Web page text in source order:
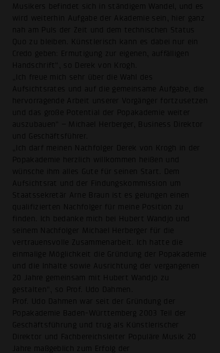
Musikers befindet sich in ständigem Wandel, und es
wird weiterhin Aufgabe der Akademie sein, hier ganz
nah am Puls der Zeit und dem technischen Status
Quo zu bleiben. Künstlerisch kann es dabei nur ein
Credo geben: Ermutigung zur eigenen, auffälligen
Handschrift“, so Derek von Krogh.
„Ich freue mich sehr über die Wahl des
Aufsichtsrates und auf die gemeinsame Aufgabe, die
hervorragende Arbeit unserer Vorgänger fortzusetzen
und das große Potential der Popakademie weiter
auszubauen“ – Michael Herberger, Business Direktor
und Geschäftsführer.
„Ich darf meinen Nachfolger Derek von Krogh in der
Popakademie herzlich willkommen heißen und
wünsche ihm alles Gute für seinen Start. Dem
Aufsichtsrat und der Findungskommission um
Staatssekretär Arne Braun ist es gelungen einen
qualifizierten Nachfolger für meine Position zu
finden. Ich bedanke mich bei Hubert Wandjo und
seinem Nachfolger Michael Herberger für die
vertrauensvolle Zusammenarbeit. Ich hatte die
einmalige Möglichkeit die Gründung der Popakademie
und die Inhalte sowie Ausrichtung der vergangenen
20 Jahre gemeinsam mit Hubert Wandjo zu
gestalten“, so Prof. Udo Dahmen.
Prof. Udo Dahmen war seit der Gründung der
Popakademie Baden-Württemberg 2003 Teil der
Geschäftsführung und trug als Künstlerischer
Direktor und Fachbereichsleiter Populäre Musik 20
Jahre maßgeblich zum Erfolg der